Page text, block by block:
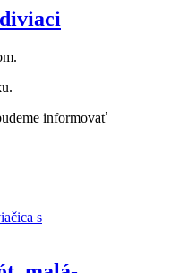
informovať